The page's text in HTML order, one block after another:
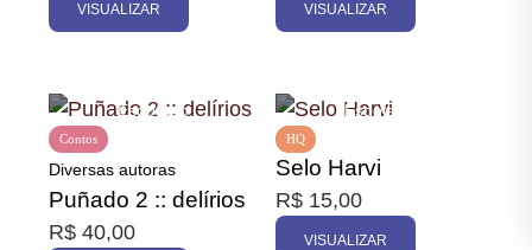
VISUALIZAR VISUALIZAR
Contos
Diversas autoras
Puñado 2 :: delírios
R$ 40,00
HQ
Selo Harvi
R$ 15,00
VISUALIZAR